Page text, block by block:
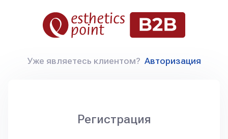
Уже являетесь клиентом? Авторизация
Регистрация